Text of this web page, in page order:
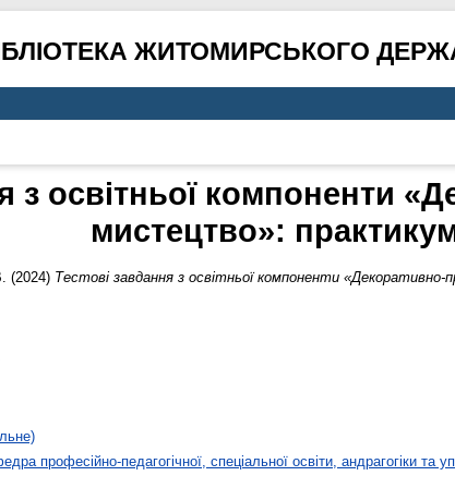
ЖИТОМИРСЬКОГО
з освітньої компоненти
мистецтво»:
(2024) Тестові завдання з освітньої компоненти
професійно-педагогічної, спеціальної освіти, андрагогіки та